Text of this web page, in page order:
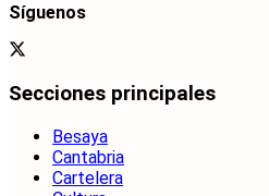
Síguenos
Secciones principales
Besaya
Cantabria
Cartelera